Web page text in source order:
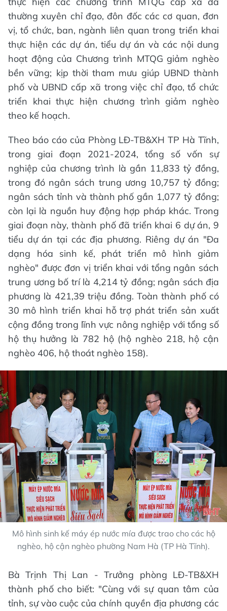
thường xuyên chỉ đạo, đôn đốc các cơ quan, đơn
vị, tổ chức, ban, ngành liên quan trong triển khai
thực hiện các dự án, tiểu dự án và các nội dung
hoạt động của Chương trình MTQG giảm nghèo
bền vững; kịp thời tham mưu giúp UBND thành
phố và UBND cấp xã trong việc chỉ đạo, tổ chức
triển khai thực hiện chương trình giảm nghèo
theo kế hoạch.
Theo báo cáo của Phòng LĐ-TB&XH TP Hà Tĩnh,
trong giai đoạn 2021-2024, tổng số vốn sự
nghiệp của chương trình là gần 11,833 tỷ đồng,
trong đó ngân sách trung ương 10,757 tỷ đồng;
ngân sách tỉnh và thành phố gần 1,077 tỷ đồng;
còn lại là nguồn huy động hợp pháp khác. Trong
giai đoạn này, thành phố đã triển khai 6 dự án, 9
tiểu dự án tại các địa phương. Riêng dự án "Đa
dạng hóa sinh kế, phát triển mô hình giảm
nghèo" được đơn vị triển khai với tổng ngân sách
trung ương bố trí là 4,214 tỷ đồng; ngân sách địa
phương là 421,39 triệu đồng. Toàn thành phố có
30 mô hình triển khai hỗ trợ phát triển sản xuất
cộng đồng trong lĩnh vực nông nghiệp với tổng số
hộ thụ hưởng là 782 hộ (hộ nghèo 218, hộ cận
nghèo 406, hộ thoát nghèo 158).
Mô hình sinh kế máy ép nước mía được trao cho các hộ
nghèo, hộ cận nghèo phường Nam Hà (TP Hà Tĩnh).
Bà Trịnh Thị Lan - Trưởng phòng LĐ-TB&XH
thành phố cho biết: "Cùng với sự quan tâm của
tỉnh, sự vào cuộc của chính quyền địa phương các